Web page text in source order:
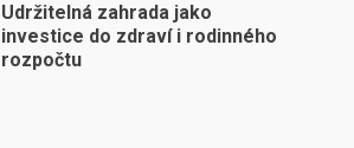
Udržitelná zahrada jako
investice do zdraví i rodinného
rozpočtu